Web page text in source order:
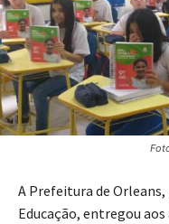
A Prefeitura de
Educação, entregou